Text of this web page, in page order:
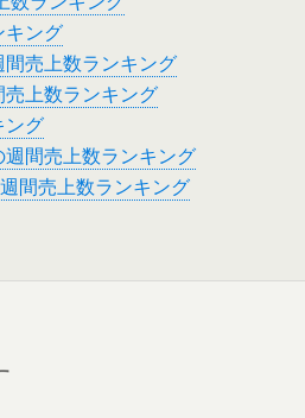
キング
売上数ランキング
上数ランキング
ング
間売上数ランキング
間売上数ランキング